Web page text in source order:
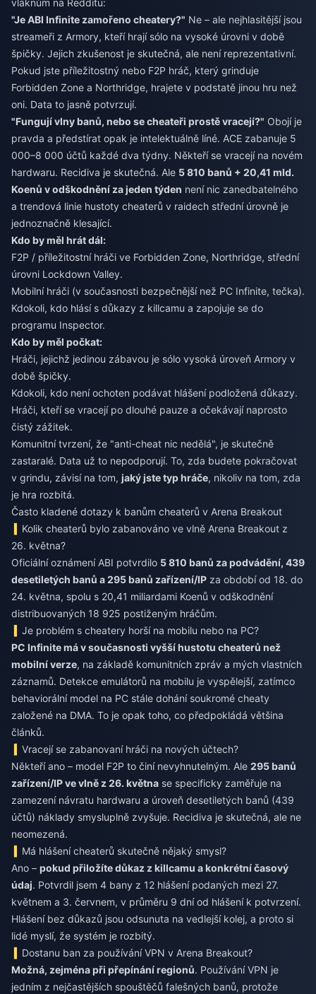
vláknům na Redditu:
"Je ABI Infinite zamořeno cheatery?" Ne – ale nejhlasitější jsou
streameři z Armory, kteří hrají sólo na vysoké úrovni v době
špičky. Jejich zkušenost je skutečná, ale není reprezentativní.
Pokud jste příležitostný nebo F2P hráč, který grinduje
Forbidden Zone a Northridge, hrajete v podstatě jinou hru než
oni. Data to jasně potvrzují.
"Fungují vlny banů, nebo se cheateři prostě vracejí?" Obojí je
pravda a předstírat opak je intelektuálně líné. ACE zabanuje 5
000–8 000 účtů každé dva týdny. Někteří se vracejí na novém
hardwaru. Recidiva je skutečná. Ale 5 810 banů + 20,41 mld.
Koenů v odškodnění za jeden týden není nic zanedbatelného
a trendová linie hustoty cheaterů v raidech střední úrovně je
jednoznačně klesající.
Kdo by měl hrát dál:
F2P / příležitostní hráči ve Forbidden Zone, Northridge, střední
úrovni Lockdown Valley.
Mobilní hráči (v současnosti bezpečnější než PC Infinite, tečka).
Kdokoli, kdo hlásí s důkazy z killcamu a zapojuje se do
programu Inspector.
Kdo by měl počkat:
Hráči, jejichž jedinou zábavou je sólo vysoká úroveň Armory v
době špičky.
Kdokoli, kdo není ochoten podávat hlášení podložená důkazy.
Hráči, kteří se vracejí po dlouhé pauze a očekávají naprosto
čistý zážitek.
Komunitní tvrzení, že "anti-cheat nic nedělá", je skutečně
zastaralé. Data už to nepodporují. To, zda budete pokračovat
v grindu, závisí na tom, jaký jste typ hráče, nikoliv na tom, zda
je hra rozbitá.
Často kladené dotazy k banům cheaterů v Arena Breakout
Kolik cheaterů bylo zabanováno ve vlně Arena Breakout z
26. května?
Oficiální oznámení ABI potvrdilo 5 810 banů za podvádění, 439
desetiletých banů a 295 banů zařízení/IP za období od 18. do
24. května, spolu s 20,41 miliardami Koenů v odškodnění
distribuovaných 18 925 postiženým hráčům.
Je problém s cheatery horší na mobilu nebo na PC?
PC Infinite má v současnosti vyšší hustotu cheaterů než
mobilní verze, na základě komunitních zpráv a mých vlastních
záznamů. Detekce emulátorů na mobilu je vyspělejší, zatímco
behaviorální model na PC stále dohání soukromé cheaty
založené na DMA. To je opak toho, co předpokládá většina
článků.
Vracejí se zabanovaní hráči na nových účtech?
Někteří ano – model F2P to činí nevyhnutelným. Ale 295 banů
zařízení/IP ve vlně z 26. května se specificky zaměřuje na
zamezení návratu hardwaru a úroveň desetiletých banů (439
účtů) náklady smysluplně zvyšuje. Recidiva je skutečná, ale ne
neomezená.
Má hlášení cheaterů skutečně nějaký smysl?
Ano – pokud přiložíte důkaz z killcamu a konkrétní časový
údaj. Potvrdil jsem 4 bany z 12 hlášení podaných mezi 27.
květnem a 3. červnem, v průměru 9 dní od hlášení k potvrzení.
Hlášení bez důkazů jsou odsunuta na vedlejší kolej, a proto si
lidé myslí, že systém je rozbitý.
Dostanu ban za používání VPN v Arena Breakout?
Možná, zejména při přepínání regionů. Používání VPN je
jedním z nejčastějších spouštěčů falešných banů, protože